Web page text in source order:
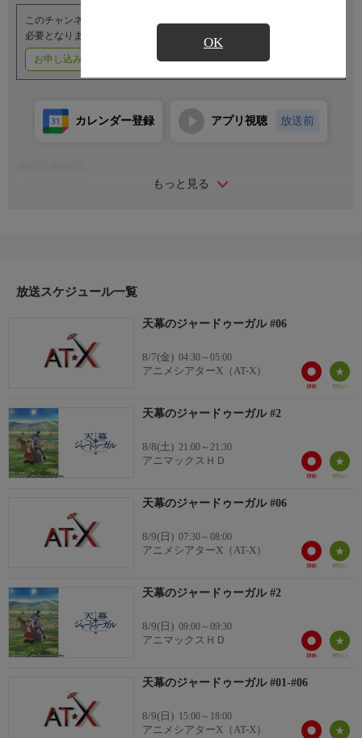
OK
このチャンネルのご視聴には、オプションチャンネル(有料)のご契約が
必要となります。
お申し込みはこちら ご利用料金はこちら
もっと見る
カレンダー登録 アプリ視聴 放送前
旅に出たムハンマドに追いつくことを夢見て……。
ファーティマ：桑島法子
ムハンマド：齋藤 潤
放送スケジュール一覧
天幕のジャードゥーガル #06
8/7(金) 04:30～05:00
アニメシアターX（AT-X）
天幕のジャードゥーガル #2
8/8(土) 21:00～21:30
アニマックスＨＤ
天幕のジャードゥーガル #06
8/9(日) 07:30～08:00
アニメシアターX（AT-X）
天幕のジャードゥーガル #2
8/9(日) 09:00～09:30
アニマックスＨＤ
天幕のジャードゥーガル #01-#06
8/9(日) 15:00～18:00
アニメシアターX（AT-X）